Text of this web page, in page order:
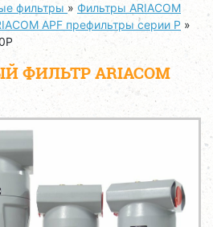
фильтры » Фильтры ARIACOM
APF префильтры серии P »
ФИЛЬТР ARIACOM